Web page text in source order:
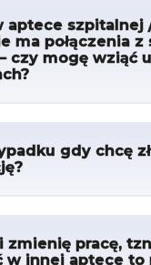
aptece szpitalnej
ma połączenia z
czy mogę wziąć
gdy chcę
zmienię pracę,
w innej aptece to